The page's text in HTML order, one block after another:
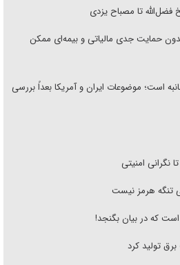
فضل‌الله تا مصباح یزدی
حمایت جدی مالیاتی و بیمه‌ای ممکن
است؛ موضوعات ایران و آمریکا بعداً بررسی
نگرانی امنیتی
تنگه هرمز نیست
که در بیان بگنجد!